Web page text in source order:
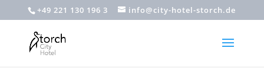
+49 221 130 196 3 info@city-hotel-storch.de